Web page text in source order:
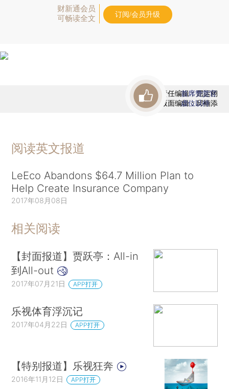
财新通会员
可畅读全文
订阅/会员升级
责任编辑：屈运栩
版面编辑：邱楠添
首席赞赏官
虚位以待
阅读英文报道
LeEco Abandons $64.7 Million Plan to
Help Create Insurance Company
2017年08月08日
相关阅读
【封面报道】贾跃亭：All-in
到All-out
2017年07月21日 APP打开
乐视体育浮沉记
2017年04月22日 APP打开
【特别报道】乐视狂奔
2016年11月12日 APP打开